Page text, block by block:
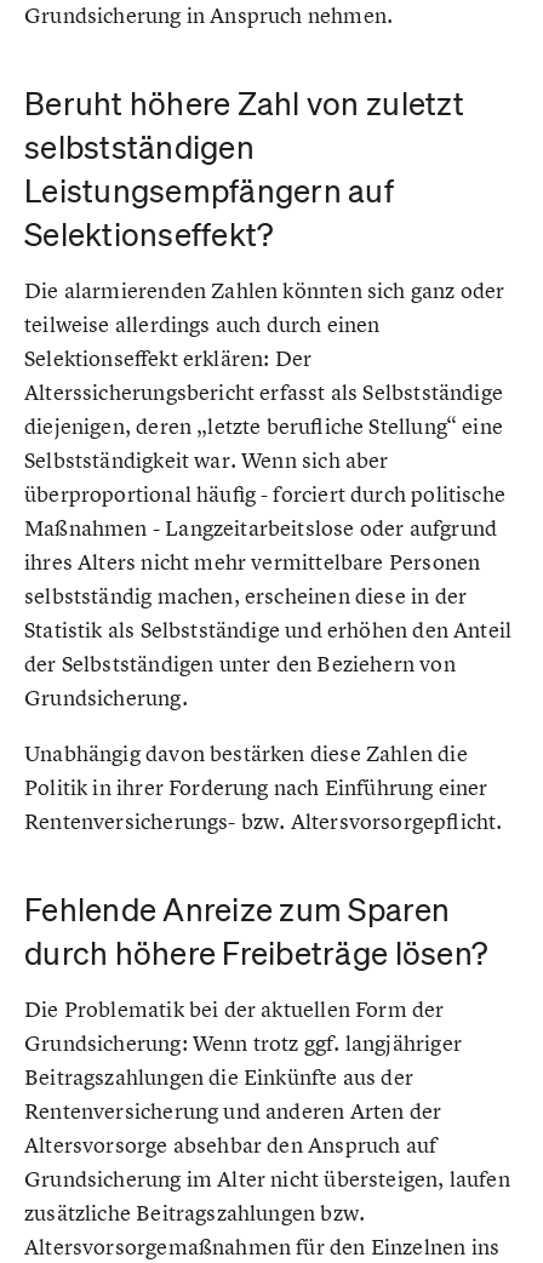
Grundsicherung in Anspruch nehmen.
Beruht höhere Zahl von zuletzt
selbstständigen
Leistungsempfängern auf
Selektionseffekt?
Die alarmierenden Zahlen könnten sich ganz oder
teilweise allerdings auch durch einen
Selektionseffekt erklären: Der
Alterssicherungsbericht erfasst als Selbstständige
diejenigen, deren „letzte berufliche Stellung“ eine
Selbstständigkeit war. Wenn sich aber
überproportional häufig - forciert durch politische
Maßnahmen - Langzeitarbeitslose oder aufgrund
ihres Alters nicht mehr vermittelbare Personen
selbstständig machen, erscheinen diese in der
Statistik als Selbstständige und erhöhen den Anteil
der Selbstständigen unter den Beziehern von
Grundsicherung.
Unabhängig davon bestärken diese Zahlen die
Politik in ihrer Forderung nach Einführung einer
Rentenversicherungs- bzw. Altersvorsorgepflicht.
Fehlende Anreize zum Sparen
durch höhere Freibeträge lösen?
Die Problematik bei der aktuellen Form der
Grundsicherung: Wenn trotz ggf. langjähriger
Beitragszahlungen die Einkünfte aus der
Rentenversicherung und anderen Arten der
Altersvorsorge absehbar den Anspruch auf
Grundsicherung im Alter nicht übersteigen, laufen
zusätzliche Beitragszahlungen bzw.
Altersvorsorgemaßnahmen für den Einzelnen ins